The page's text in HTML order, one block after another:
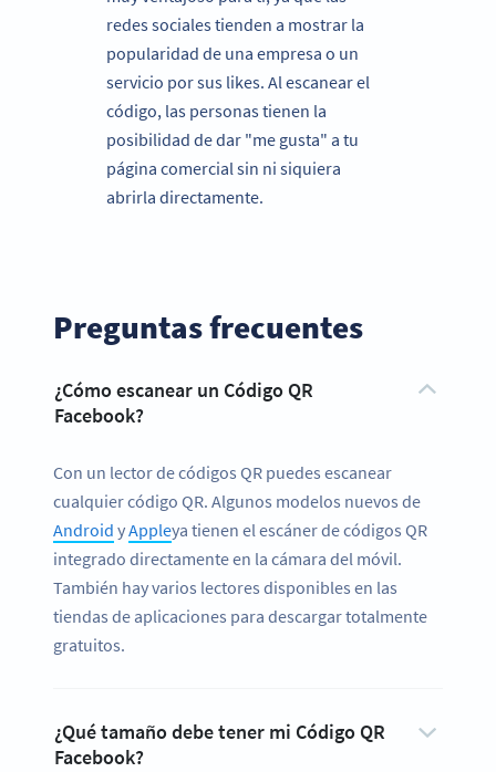
redes sociales tienden a mostrar la
popularidad de una empresa o un
servicio por sus likes. Al escanear el
código, las personas tienen la
posibilidad de dar "me gusta" a tu
página comercial sin ni siquiera
abrirla directamente.
Preguntas frecuentes
¿Cómo escanear un Código QR
Facebook?
Con un lector de códigos QR puedes escanear
cualquier código QR. Algunos modelos nuevos de
Android yAppleya tienen el escáner de códigos QR
integrado directamente en la cámara del móvil.
También hay varios lectores disponibles en las
tiendas de aplicaciones para descargar totalmente
gratuitos.
¿Qué tamaño debe tener mi Código QR
Facebook?